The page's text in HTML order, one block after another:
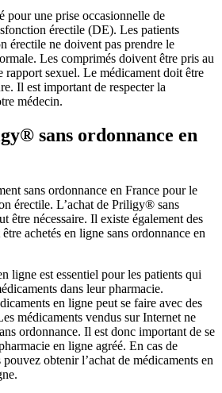
une prise occasionnelle de
érectile (DE). Les patients
érectile ne doivent pas prendre le
Les comprimés doivent être pris au
rapport sexuel. Le médicament doit être
Il est important de respecter la
médecin.
sans ordonnance en
sans ordonnance en France pour le
érectile. L’achat de Priligy® sans
être nécessaire. Il existe également des
achetés en ligne sans ordonnance en
ligne est essentiel pour les patients qui
dans leur pharmacie.
en ligne peut se faire avec des
médicaments vendus sur Internet ne
ordonnance. Il est donc important de se
en ligne agréé. En cas de
obtenir l’achat de médicaments en